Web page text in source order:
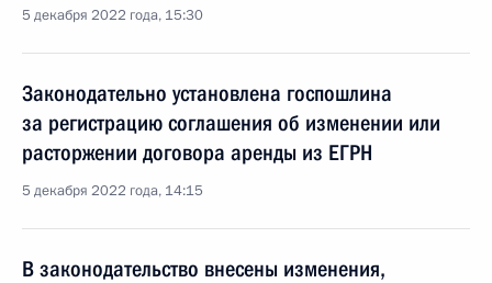
5 декабря 2022 года, 15:30
Законодательно установлена госпошлина
за регистрацию соглашения об изменении или
расторжении договора аренды из ЕГРН
5 декабря 2022 года, 14:15
В законодательство внесены изменения,